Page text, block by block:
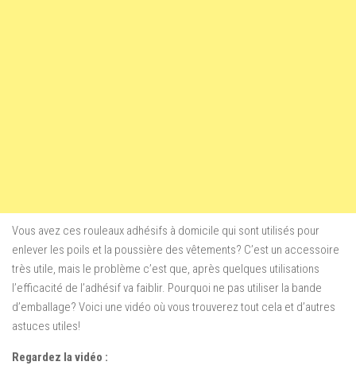
Vous avez ces rouleaux adhésifs à domicile qui sont utilisés pour
enlever les poils et la poussière des vêtements? C’est un accessoire
très utile, mais le problème c’est que, après quelques utilisations
l’efficacité de l’adhésif va faiblir. Pourquoi ne pas utiliser la bande
d’emballage? Voici une vidéo où vous trouverez tout cela et d’autres
astuces utiles!
Regardez la vidéo :